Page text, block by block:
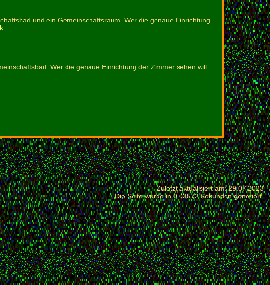
und ein Gemeinschaftsraum. Wer die genaue Einrichtung
Wer die genaue Einrichtung der Zimmer sehen will.
Zuletzt aktualisiert am: 29.07.2023
Die Seite wurde in 0.03572 Sekunden generiert.